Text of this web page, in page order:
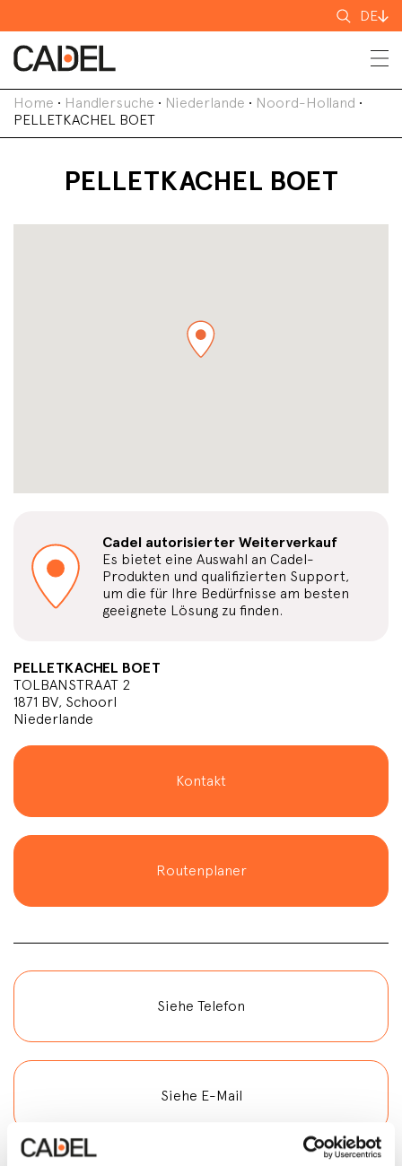
Suchen
nach
DE
Home • Handlersuche • Niederlande • Noord-Holland •
PELLETKACHEL BOET
PELLETKACHEL BOET
Cadel autorisierter Weiterverkauf
Es bietet eine Auswahl an Cadel-
Produkten und qualifizierten Support,
um die für Ihre Bedürfnisse am besten
geeignete Lösung zu finden.
PELLETKACHEL BOET
TOLBANSTRAAT 2
1871 BV, Schoorl
Niederlande
Kontakt
Routenplaner
Siehe Telefon
Siehe E-Mail